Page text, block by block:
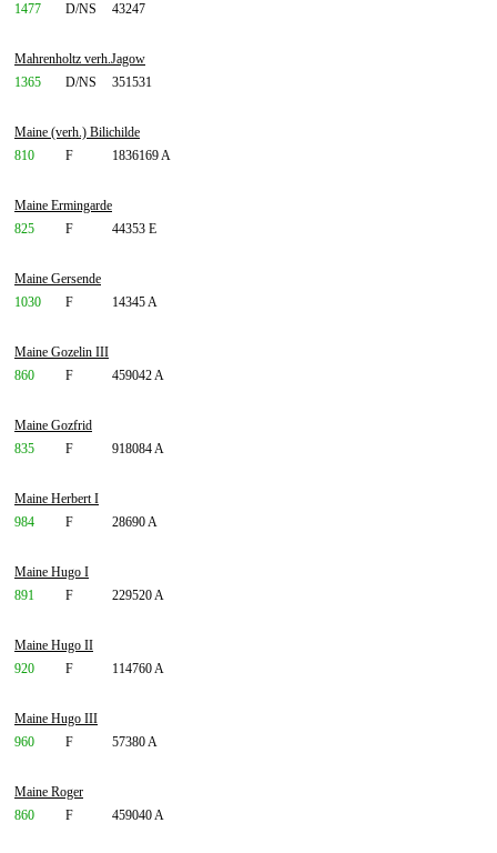
1477
D/NS 43247
Mahrenholtz verh.Jagow
1365
D/NS 351531
Maine (verh.) Bilichilde
810
F 1836169 A
Maine Ermingarde
825
F 44353 E
Maine Gersende
1030
F 14345 A
Maine Gozelin III
860
F 459042 A
Maine Gozfrid
835
F 918084 A
Maine Herbert I
984
F 28690 A
Maine Hugo I
891
F 229520 A
Maine Hugo II
920
F 114760 A
Maine Hugo III
960
F 57380 A
Maine Roger
860
F 459040 A